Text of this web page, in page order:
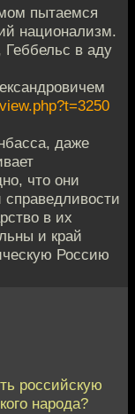
пытаемся
национализм.
в аду
даже
что они
в их
и край
Россию
российскую
народа?